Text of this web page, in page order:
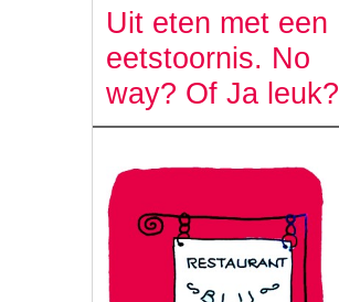
Uit eten met een
eetstoornis. No
way? Of Ja leuk?